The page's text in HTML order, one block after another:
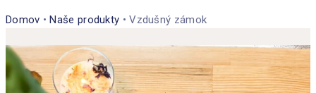
Domov •Naše produkty •Vzdušný zámok